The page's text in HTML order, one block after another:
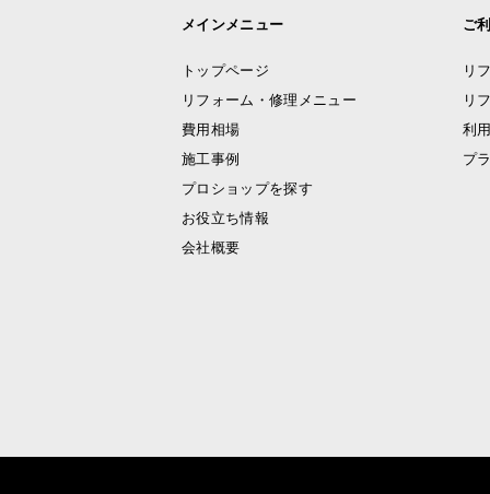
メインメニュー
トップページ
リフォーム・修理メニュー
費用相場
施工事例
プロショップを探す
お役立ち情報
会社概要
ご
リ
リ
利
プ